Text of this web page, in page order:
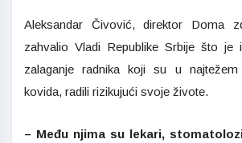
Aleksandar Čivović, direktor Doma
zahvalio Vladi Republike Srbije što je
zalaganje radnika koji su u najtežem
kovida, radili rizikujući svoje živote.
– Među njima su lekari,